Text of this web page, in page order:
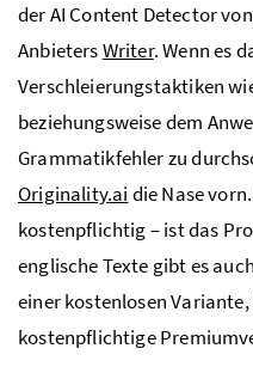
der AI Content Detector von
AnbietersWriter. Wenn es
Verschleierungstaktiken
beziehungsweise dem
Grammatikfehler zu
Originality.ai die Nase
kostenpflichtig – ist das
englische Texte gibt es
einer kostenlosen
kostenpflichtige